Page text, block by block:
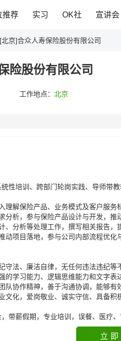
推荐 实习 OK社 宣讲会
[北京]合众人寿保险股份有限公司
险股份有限公司
工作地点： 北京
性培训、跨部门轮岗实践、导师带
理解保险产品、业务模式及客户服务
分析，参与保险产品设计与开发，推
、分析等处理工作，撰写相关报告，
动项目落地，参与公司内部流程优化
守法、廉洁自律，无任何违法违纪等
的学习能力、逻辑思维能力和文字表
队协作精神，善于沟通协调，能够有
文化，爱岗敬业、诚实守信、具备积
带薪假期，专业培训，误餐、医疗
立